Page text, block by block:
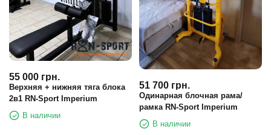
55 000 грн.
Верхняя + нижняя тяга блока
2в1 RN-Sport Imperium
В наличии
51 700 грн.
Одинарная блочная рама/
рамка RN-Sport Imperium
В наличии